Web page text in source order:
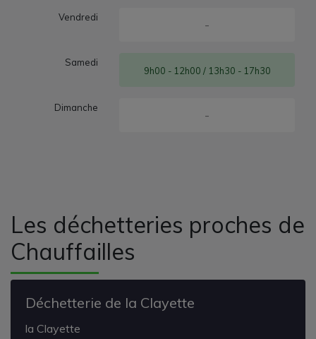
Les déchetteries proches de
Chauffailles
Déchetterie de la Clayette
la Clayette
Vendredi
-
Samedi
9h00 - 12h00 / 13h30 - 17h30
Dimanche
-